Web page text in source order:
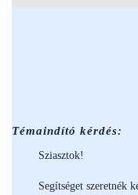
Témaindító kérdés:
Sziasztok!
Segítséget szeretnék